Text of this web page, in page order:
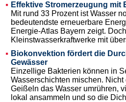
Effektive Stromerzeugung mit
Mit rund 33 Prozent ist Wasser
bedeutendste erneuerbare
Energie-Atlas Bayern zeigt.
Kleinstwasserkraftwerke mit
Biokonvektion fördert die
Gewässer
Einzellige Bakterien können in
Wasserschichten mischen.
Geißeln das Wasser umrühren,
lokal ansammeln und so die